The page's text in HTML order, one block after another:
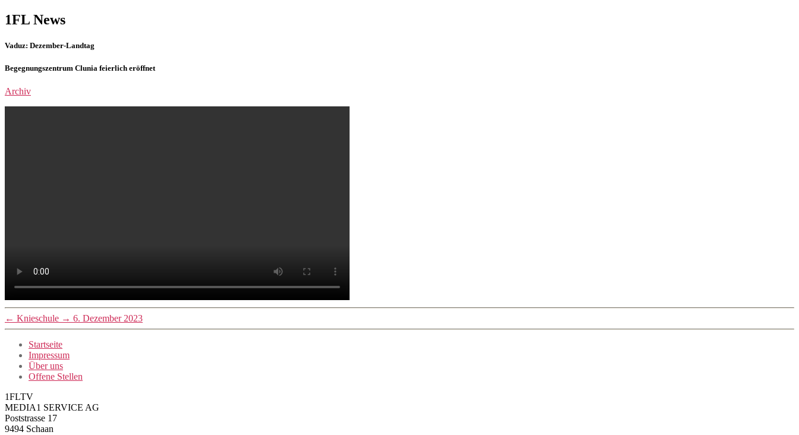
1FL News
Vaduz: Dezember-Landtag
Begegnungszentrum Clunia feierlich eröffnet
Archiv
← Knieschule → 6. Dezember 2023
Startseite
Impressum
Über uns
Offene Stellen
1FLTV
MEDIA1 SERVICE AG
Poststrasse 17
9494 Schaan